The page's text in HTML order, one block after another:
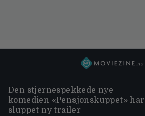
Den stjernespekkede nye
komedien «Pensjonskuppet» har
sluppet ny trailer